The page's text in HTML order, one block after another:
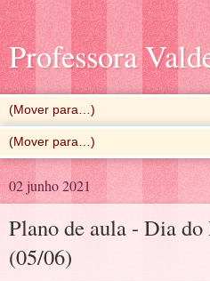
Professora
02 junho 2021
Plano de aula - Dia
(05/06)